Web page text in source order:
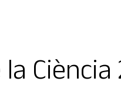
Ciència